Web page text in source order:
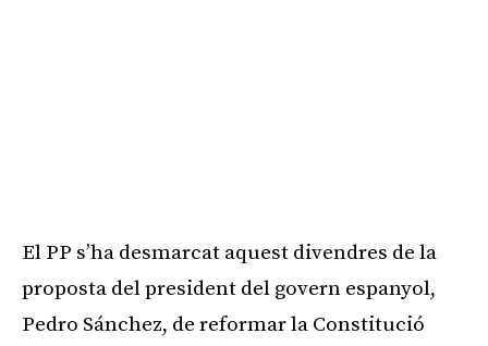
El PP s’ha desmarcat aquest divendres de la
proposta del president del govern espanyol,
Pedro Sánchez, de reformar la Constitució